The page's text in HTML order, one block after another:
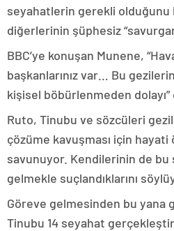
seyahatlerin gerekli
diğerlerinin şüphesiz
BBC’ye konuşan Munene,
başkanlarınız var… Bu
kişisel böbürlenmeden dolayı”
Ruto, Tinubu ve sözcüleri
çözüme kavuşması için
savunuyor. Kendilerinin de bu
gelmekle suçlandıklarını
Göreve gelmesinden bu yana
Tinubu 14 seyahat